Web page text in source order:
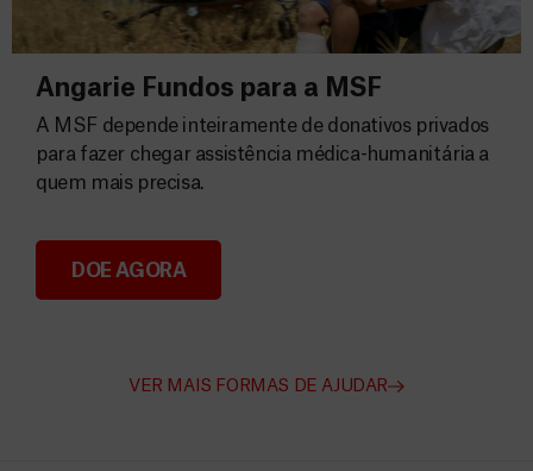
Angarie Fundos para a MSF
Angarie Fundos para a MSF
A MSF depende inteiramente de donativos privados
para fazer chegar assistência médica-humanitária a
quem mais precisa.
DOE AGORA
VER MAIS FORMAS DE AJUDAR